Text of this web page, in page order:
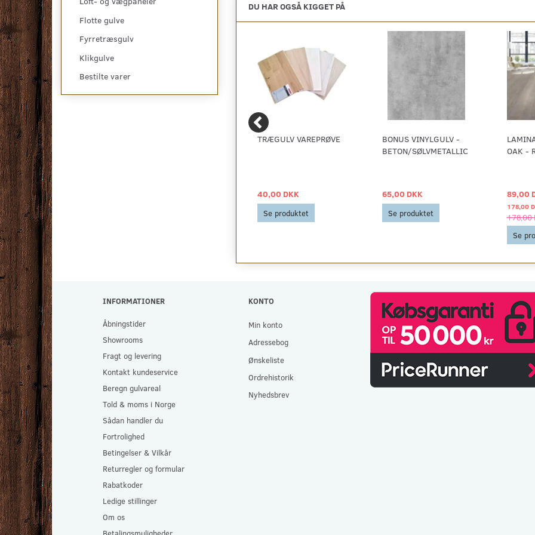
Flotte gulve
Fyrretræsgulv
Klikgulve
Bestilte varer
DU HAR OGSÅ KIGGET PÅ
TÆPPETAPE 10 CM.
129,00 DKK
Se produktet
TRÆGULV VAREPRØVE
40,00 DKK
Se produktet
BONUS VINYLGULV -
BETON/SØLVMETALLIC
65,00 DKK
Se produktet
OAK -
89,00
178,00
178,00
Se
INFORMATIONER
Åbningstider
Showrooms
Fragt og levering
Kontakt kundeservice
Beregn gulvareal
Told & moms i Norge
Sådan handler du
Fortrolighed
Betingelser & Vilkår
Returregler og formular
Rabatkoder
Ledige stillinger
Om os
Betalingsmuligheder
KONTO
Min konto
Adressebog
Ønskeliste
Ordrehistorik
Nyhedsbrev